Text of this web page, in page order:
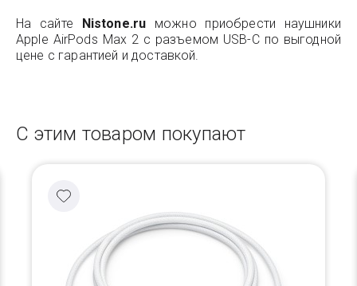
На сайте Nistone.ru можно приобрести наушники
Apple AirPods Max 2 с разъемом USB-C по выгодной
цене с гарантией и доставкой.
С этим товаром покупают